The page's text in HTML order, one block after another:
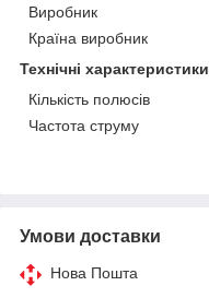
Виробник
Країна виробник
Технічні характеристики
Кількість полюсів
Частота струму
Умови доставки
Нова Пошта